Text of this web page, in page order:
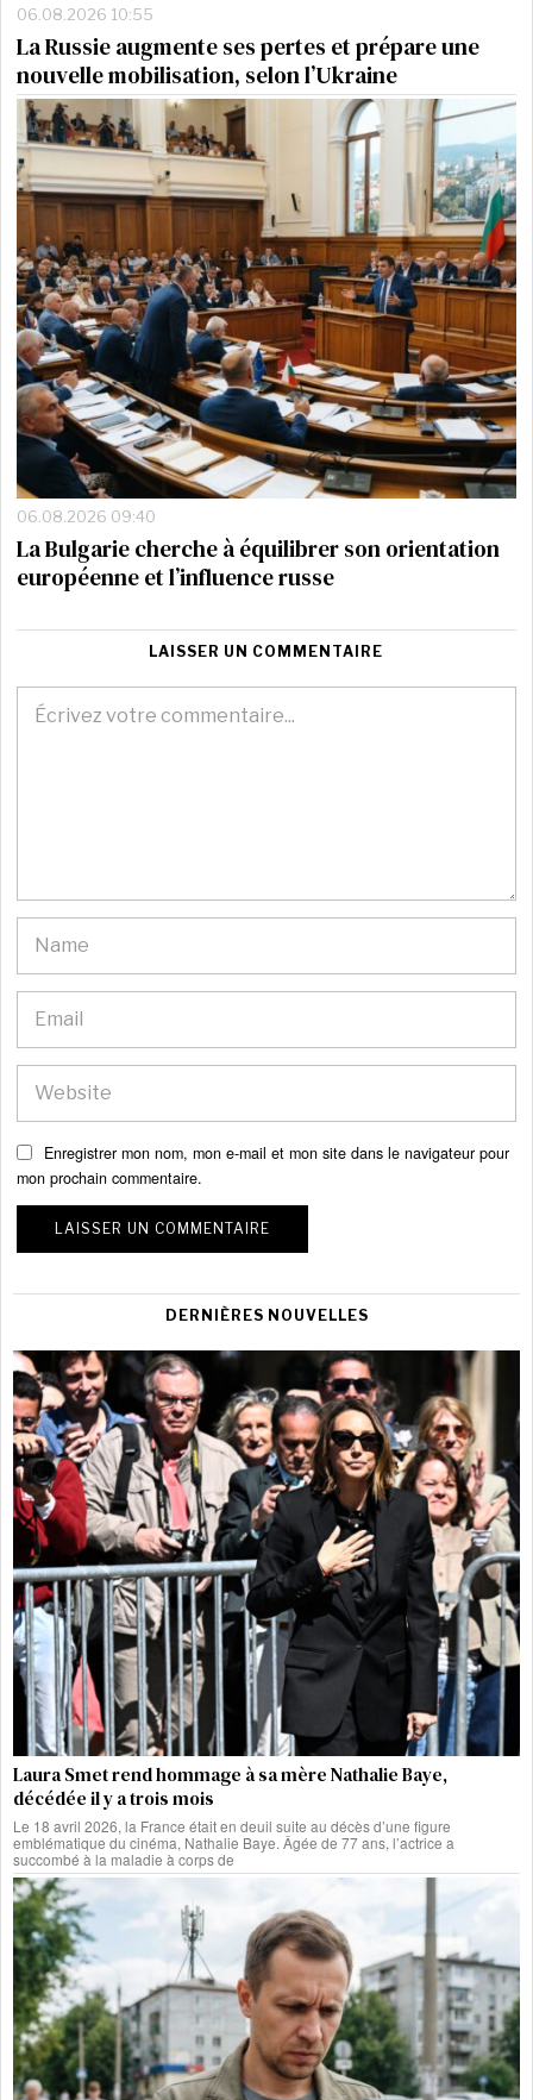
06.08.2026 10:55
La Russie augmente ses pertes et prépare une
nouvelle mobilisation, selon l’Ukraine
06.08.2026 09:40
La Bulgarie cherche à équilibrer son orientation
européenne et l’influence russe
LAISSER UN COMMENTAIRE
Enregistrer mon nom, mon e-mail et mon site dans le navigateur pour
mon prochain commentaire.
DERNIÈRES NOUVELLES
Laura Smet rend hommage à sa mère Nathalie Baye,
décédée il y a trois mois
Le 18 avril 2026, la France était en deuil suite au décès d’une figure
emblématique du cinéma, Nathalie Baye. Âgée de 77 ans, l’actrice a
succombé à la maladie à corps de